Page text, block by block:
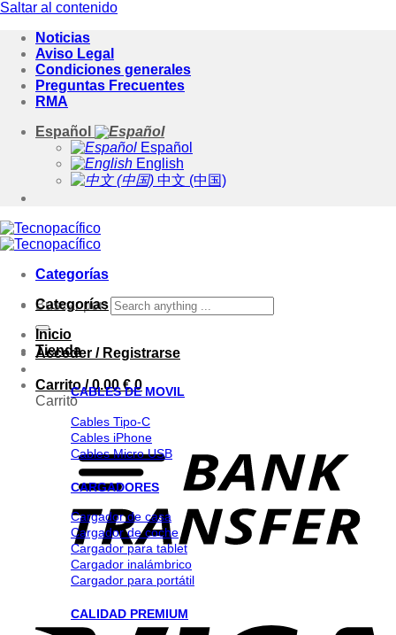
Saltar al contenido
Noticias
Aviso Legal
Condiciones generales
Preguntas Frecuentes
RMA
Español
Español
English
中文 (中国)
Categorías
Buscar por:
Acceder / Registrarse
Carrito /0.00€ 0
Carrito
Categorías
Inicio
Tienda
CABLES DE MOVIL
Cables Tipo-C
Cables iPhone
Cables Micro USB
CARGADORES
Cargador de casa
Cargador de coche
Cargador para tablet
Cargador inalámbrico
Cargador para portátil
CALIDAD PREMIUM